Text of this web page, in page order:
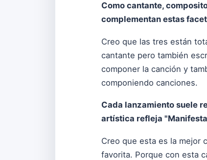
Como cantante,
complementan estas
Creo que las tres están
cantante pero también
componer la canción y
componiendo canciones.
Cada lanzamiento suele
artística refleja
Creo que esta es la mejor
favorita. Porque con esta